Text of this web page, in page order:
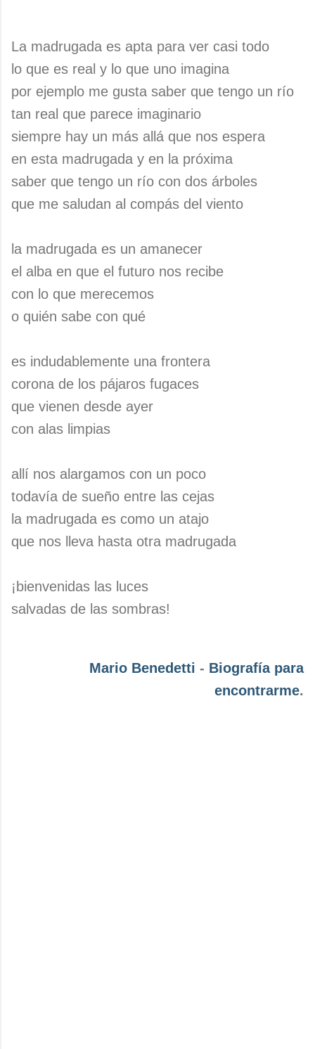
La madrugada es apta para ver casi todo
lo que es real y lo que uno imagina
por ejemplo me gusta saber que tengo un río
tan real que parece imaginario
siempre hay un más allá que nos espera
en esta madrugada y en la próxima
saber que tengo un río con dos árboles
que me saludan al compás del viento
la madrugada es un amanecer
el alba en que el futuro nos recibe
con lo que merecemos
o quién sabe con qué
es indudablemente una frontera
corona de los pájaros fugaces
que vienen desde ayer
con alas limpias
allí nos alargamos con un poco
todavía de sueño entre las cejas
la madrugada es como un atajo
que nos lleva hasta otra madrugada
¡bienvenidas las luces
salvadas de las sombras!
Mario Benedetti - Biografía para
encontrarme.